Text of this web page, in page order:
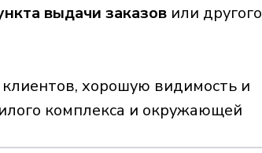
выдачи заказов или другого
хорошую видимость и
комплекса и окружающей